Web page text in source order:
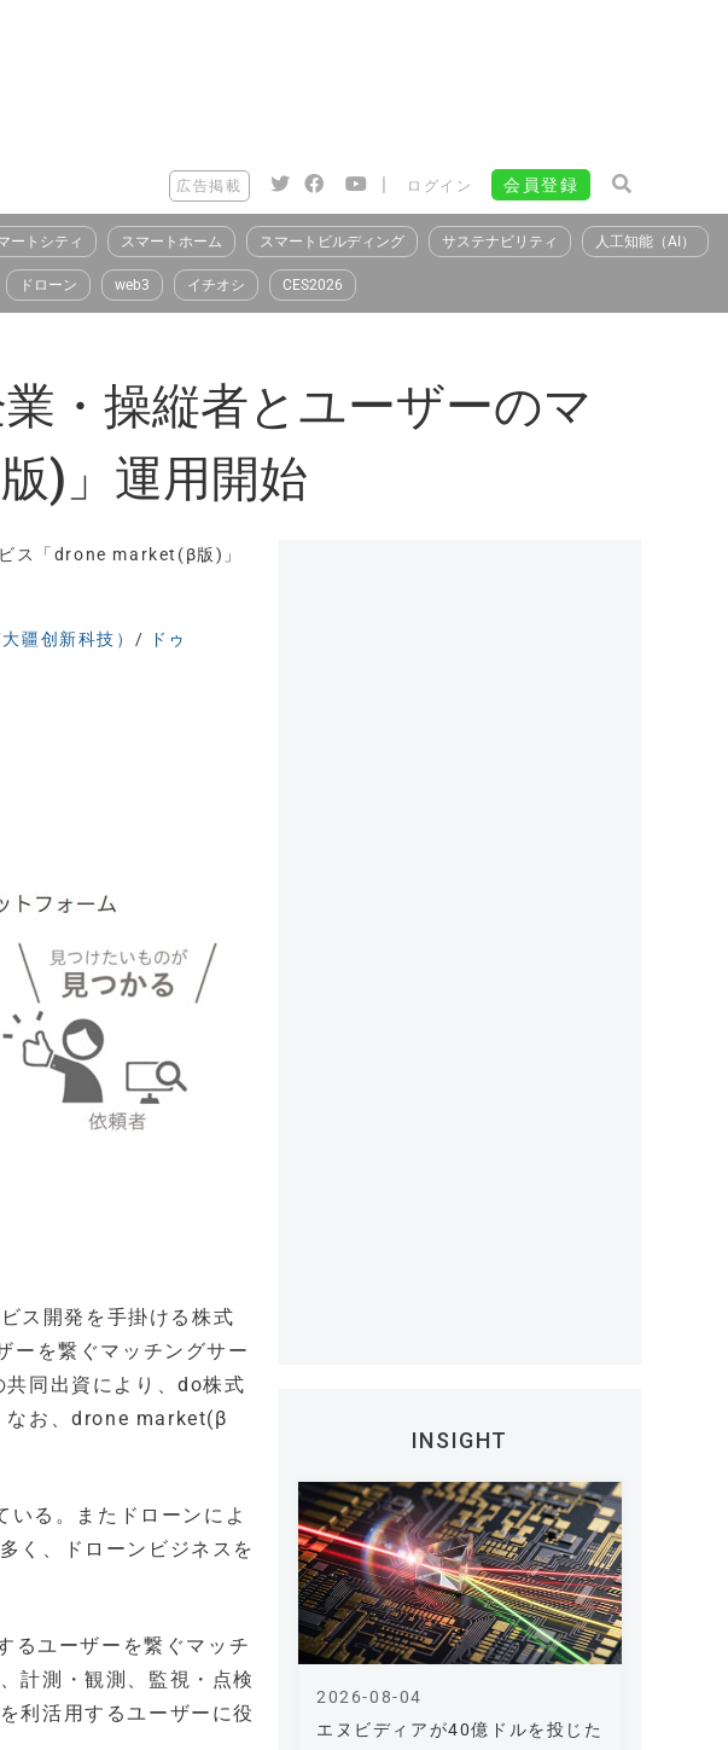
広告掲載 | ログイン 会員登録
ートシティ スマートホーム スマートビルディング サステナビリティ 人工知能（AI）
ドローン web3 イチオシ CES2026
・操縦者とユーザーのマ
)」運用開始
ス「drone market(β版)」
疆创新科技） /
ドゥ
ス開発を手掛ける株式
ーを繋ぐマッチングサー
同出資により、do株式
なお、drone market(β
る。またドローンによ
く、ドローンビジネスを
るユーザーを繋ぐマッチ
計測・観測、監視・点検
利活用するユーザーに役
INSIGHT
エヌビディアが40億ドルを投じた
2026-08-04